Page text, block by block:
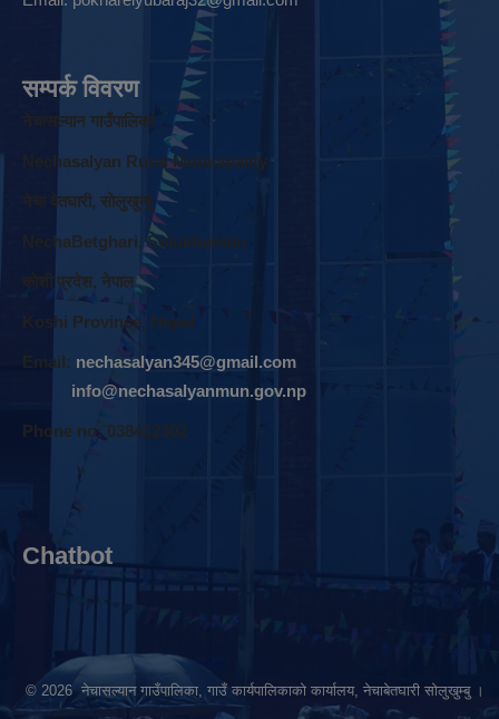
सम्पर्क विवरण
नेचासल्यान गाउँपालिका
Nechasalyan Rural Municipality
नेचा वेतघारी, साेलुखुम्बु
NechaBetghari, Solukhumbu
काेशी प्रदेश, नेपाल
Koshi Province, Nepal
Email: nechasalyan345@gmail.com
info@nechasalyanmun.gov.np
Phone no: 038412302
Chatbot
© 2026 नेचासल्यान गाउँपालिका, गाउँ कार्यपालिकाको कार्यालय, नेचाबेतघारी सोलुखुम्बु ।